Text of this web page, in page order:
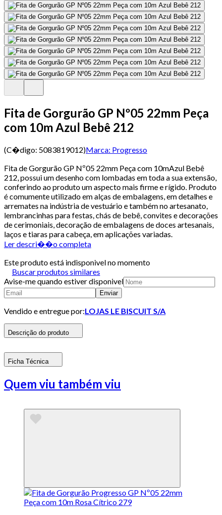
Fita de Gorgurão GP Nº05 22mm Peça
com 10m Azul Bebê 212
(C�digo: 5083819012)Marca: Progresso
Fita de Gorgurão GP Nº05 22mm Peça com 10mAzul Bebê
212, possui um desenho com lombadas em toda a sua extensão,
conferindo ao produto um aspecto mais firme e rígido. Produto
é comumente utilizado em alças de embalagens, em detalhes e
arremates na indústria de vestuário e também no artesanato,
lembrancinhas para festas, chás de bebê, convites e decorações
de cerimoniais, decoração de embalagens de doces artesanais,
laços e tiaras para cabeça, em aplicações variadas.
Ler descri��o completa
Este produto está indisponivel no momento
Buscar produtos similares
Avise-me quando estiver disponivel
Enviar
Vendido e entregue por:LOJAS LE BISCUIT S/A
Descrição do produto
Ficha Técnica
Quem viu também viu